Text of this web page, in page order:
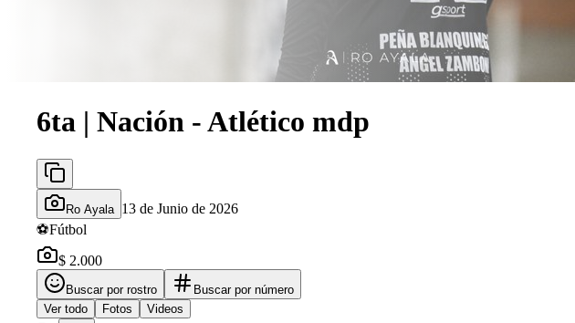
6ta | Nación - Atlético mdp
Ro Ayala 13 de Junio de 2026
⚽Fútbol
$ 2.000
Buscar por rostro
Buscar por número
Ver todo
Fotos Videos